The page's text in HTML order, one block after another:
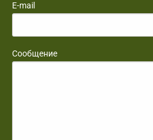
E-mail
Сообщение